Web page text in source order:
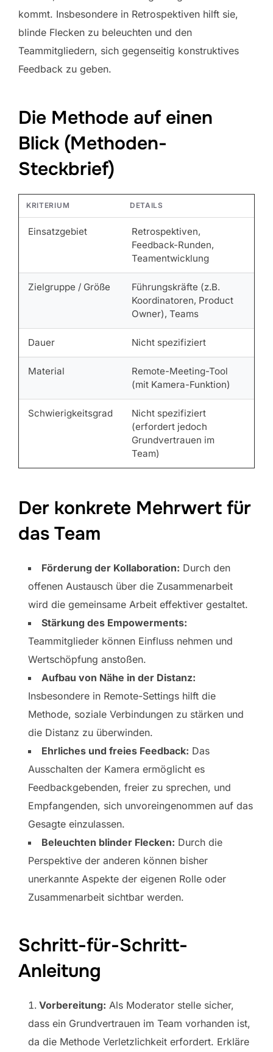
kommt. Insbesondere in Retrospektiven hilft sie,
blinde Flecken zu beleuchten und den
Teammitgliedern, sich gegenseitig konstruktives
Feedback zu geben.
Die Methode auf einen
Blick (Methoden-
Steckbrief)
KRITERIUM DETAILS
Einsatzgebiet
Retrospektiven,
Feedback-Runden,
Teamentwicklung
Zielgruppe / Größe
Führungskräfte (z.B.
Koordinatoren, Product
Owner), Teams
Dauer Nicht spezifiziert
Material
Remote-Meeting-Tool
(mit Kamera-Funktion)
Schwierigkeitsgrad
Nicht spezifiziert
(erfordert jedoch
Grundvertrauen im
Team)
Der konkrete Mehrwert für
das Team
Förderung der Kollaboration: Durch den
offenen Austausch über die Zusammenarbeit
wird die gemeinsame Arbeit effektiver gestaltet.
Stärkung des Empowerments:
Teammitglieder können Einfluss nehmen und
Wertschöpfung anstoßen.
Aufbau von Nähe in der Distanz:
Insbesondere in Remote-Settings hilft die
Methode, soziale Verbindungen zu stärken und
die Distanz zu überwinden.
Ehrliches und freies Feedback: Das
Ausschalten der Kamera ermöglicht es
Feedbackgebenden, freier zu sprechen, und
Empfangenden, sich unvoreingenommen auf das
Gesagte einzulassen.
Beleuchten blinder Flecken: Durch die
Perspektive der anderen können bisher
unerkannte Aspekte der eigenen Rolle oder
Zusammenarbeit sichtbar werden.
Schritt-für-Schritt-
Anleitung
Vorbereitung: Als Moderator stelle sicher,
dass ein Grundvertrauen im Team vorhanden ist,
da die Methode Verletzlichkeit erfordert. Erkläre